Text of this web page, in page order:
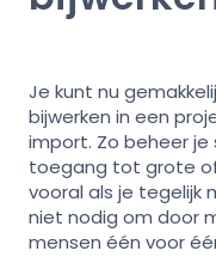
Je kunt nu
bijwerken in een
import. Zo beheer
toegang tot grote
vooral als je tegelijk
niet nodig om door
mensen één voor